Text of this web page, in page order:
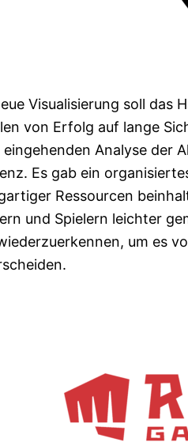
Visualisierung soll das
von Erfolg auf lange
eingehenden Analyse der
Es gab ein
Ressourcen
und Spielern leichter
um es